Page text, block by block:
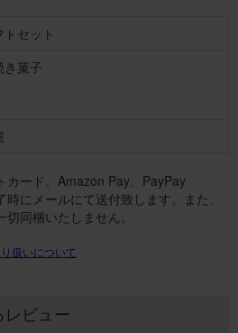
セット
き菓子
カード、Amazon Pay、PayPay
時にメールにて送付致します。また、
同梱いたしません。
扱いについて
レビュー